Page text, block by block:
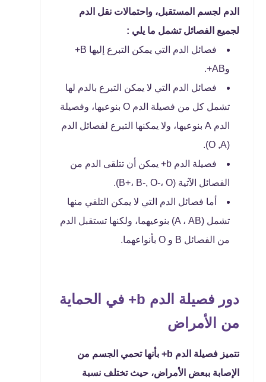
الدم لجسم المستقبل، واحتمالات نقل الدم
لجميع الفصائل تشمل ما يلي :
فصائل الدم التي يمكن التبرع إليها B+
وAB+.
فصائل الدم التي لا يمكن التبرع بالدم لها
تشمل كل من فصيلة الدم O بنوعيها، وفصيلة
الدم A بنوعيها، ولا يمكنها التبرع لفصائل الدم
(O ,A).
فصيلة الدم b+ يمكن أن تتلقى الدم من
الفصائل الآتية (B+، B-, O-، O).
أما فصائل الدم التي لا يمكن التلقي منها
تشمل (A ، AB) بنوعيهما، ولكنها تستقبل الدم
من الفصائل B و O بأنواعهما.
دور فصيلة الدم b+ في الحماية
من الأمراض
تتميز فصيلة الدم b+ بأنها تحمي الجسم من
الإصابة ببعض الأمراض، حيث تختلف نسبة